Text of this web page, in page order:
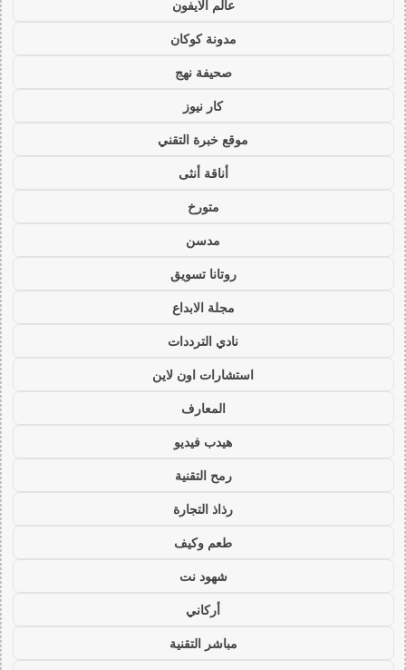
عالم الايفون
مدونة كوكان
صحيفة نهج
كار نيوز
موقع خبرة التقني
أناقة أنثى
متورخ
مدسن
روتانا تسويق
مجلة الابداع
نادي الترددات
استشارات اون لاين
المعارف
هيدب فيديو
رمح التقنية
رذاذ التجارة
طعم وكيف
شهود نت
أركاني
مباشر التقنية